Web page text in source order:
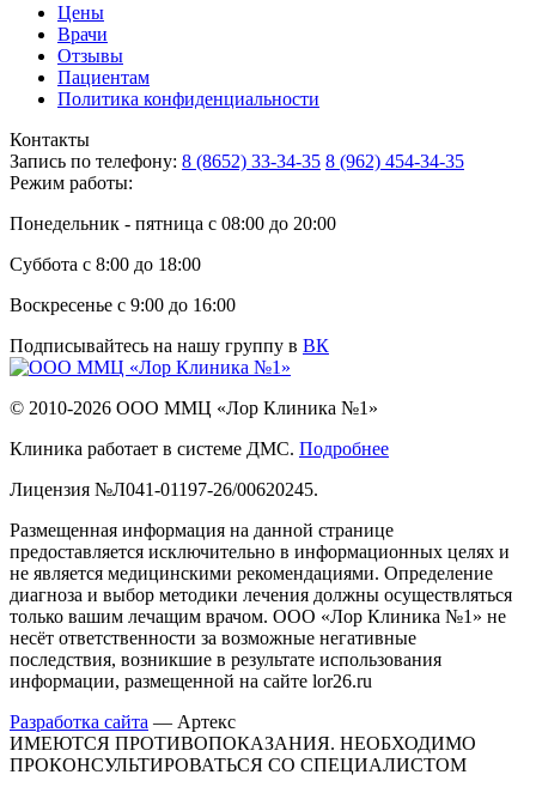
Цены
Врачи
Отзывы
Пациентам
Политика конфиденциальности
Контакты
Запись по телефону: 8 (8652) 33-34-35 8 (962) 454-34-35
Режим работы:
Понедельник - пятница с 08:00 до 20:00
Суббота с 8:00 до 18:00
Воскресенье с 9:00 до 16:00
Подписывайтесь на нашу группу в ВК
© 2010-2026 ООО ММЦ «Лор Клиника №1»
Клиника работает в системе ДМС. Подробнее
Лицензия №Л041-01197-26/00620245.
Размещенная информация на данной странице
предоставляется исключительно в информационных целях и
не является медицинскими рекомендациями. Определение
диагноза и выбор методики лечения должны осуществляться
только вашим лечащим врачом. ООО «Лор Клиника №1» не
несёт ответственности за возможные негативные
последствия, возникшие в результате использования
информации, размещенной на сайте lor26.ru
Разработка сайта — Артекс
ИМЕЮТСЯ ПРОТИВОПОКАЗАНИЯ. НЕОБХОДИМО
ПРОКОНСУЛЬТИРОВАТЬСЯ СО СПЕЦИАЛИСТОМ